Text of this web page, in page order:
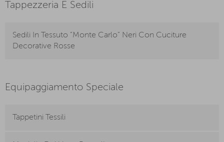
Tappezzeria E Sedili
Sedili In Tessuto “Monte Carlo” Neri Con Cuciture
Decorative Rosse
Equipaggiamento Speciale
Tappetini Tessili